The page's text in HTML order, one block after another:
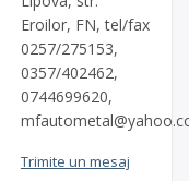
Eroilor, FN, tel/fax
0257/275153,
0357/402462,
0744699620,
Trimite un mesaj